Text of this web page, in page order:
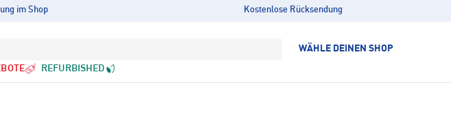
im Shop Kostenlose Rücksendung
WÄHLE DEINEN SHOP
REFURBISHED